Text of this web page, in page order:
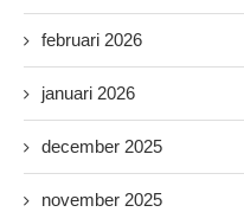
februari 2026
januari 2026
december 2025
november 2025